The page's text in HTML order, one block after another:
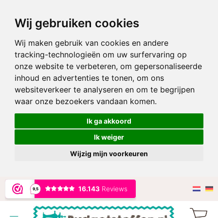
Wij gebruiken cookies
Wij maken gebruik van cookies en andere
tracking-technologieën om uw surfervaring op
onze website te verbeteren, om gepersonaliseerde
inhoud en advertenties te tonen, om ons
websiteverkeer te analyseren en om te begrijpen
waar onze bezoekers vandaan komen.
Ik ga akkoord
Ik weiger
Wijzig mijn voorkeuren
naar